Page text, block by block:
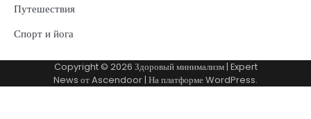
Путешествия
Спорт и йога
Copyright © 2026 Здоровый минимализм| Expert
News отAscendoor| На платформеWordPress.